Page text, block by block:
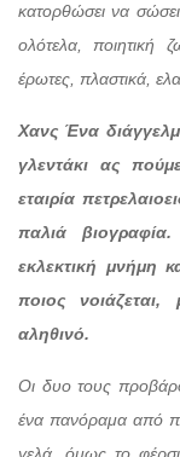
κατορθώσει να
ολότελα, ποιητική
έρωτες, πλαστικά,
Χανς Ένα
γλεντάκι ας
εταιρία
παλιά
εκλεκτική μνήμη
ποιος
αληθινό.
Οι δυο τους
ένα πανόραμα από